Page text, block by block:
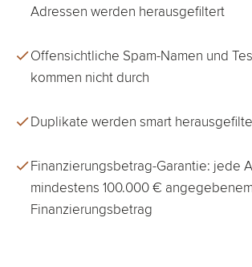
Adressen werden herausgefiltert
Offensichtliche Spam-Namen und
kommen nicht durch
Duplikate werden smart
Finanzierungsbetrag-Garantie: jede
mindestens 100.000 € angegebenem
Finanzierungsbetrag